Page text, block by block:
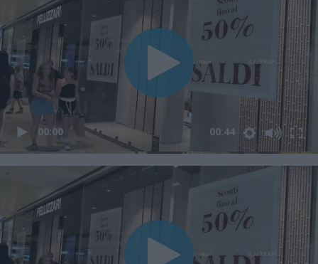
00:00 00:44